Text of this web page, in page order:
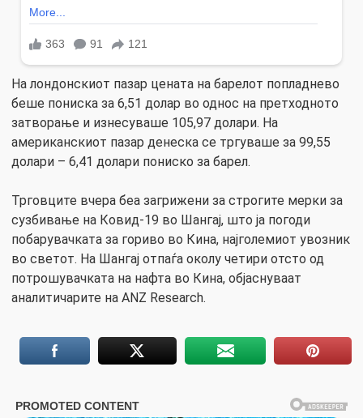
На лондонскиот пазар цената на барелот попладнево
беше пониска за 6,51 долар во однос на претходното
затворање и изнесуваше 105,97 долари. На
американскиот пазар денеска се тргуваше за 99,55
долари – 6,41 долари пониско за барел.
Трговците вчера беа загрижени за строгите мерки за
сузбивање на Ковид-19 во Шангај, што ја погоди
побарувачката за гориво во Кина, најголемиот увозник
во светот. На Шангај отпаѓа околу четири отсто од
потрошувачката на нафта во Кина, објаснуваат
аналитичарите на ANZ Research.